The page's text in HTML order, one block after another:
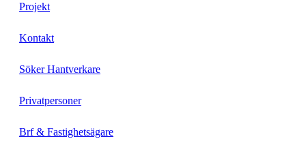
Projekt
Kontakt
Söker Hantverkare
Privatpersoner
Brf & Fastighetsägare